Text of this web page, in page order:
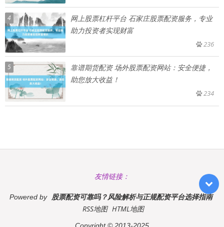
4
网上股票杠杆平台 石家庄股票配资服务，专业
助力投资者实现财富
236
5
靠谱期货配资 场外股票配资网站：安全便捷，
助您放大收益！
234
友情链接：
Powered by
股票配资可靠吗？风险解析与正规配资平台选择指南
RSS地图 HTML地图
Copyright© 2013-2025